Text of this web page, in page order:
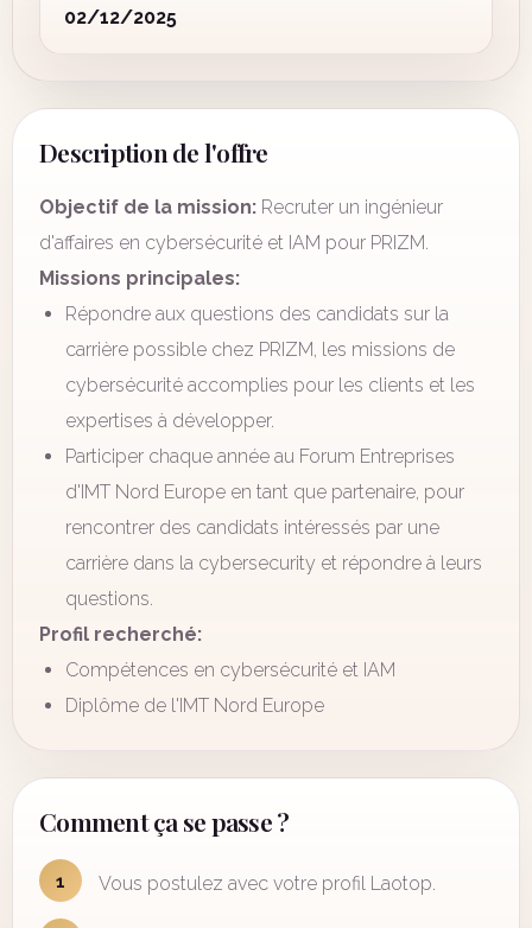
02/12/2025
Description de l'offre
Objectif de la mission: Recruter un ingénieur
d'affaires en cybersécurité et IAM pour PRIZM.
Missions principales:
Répondre aux questions des candidats sur la
carrière possible chez PRIZM, les missions de
cybersécurité accomplies pour les clients et les
expertises à développer.
Participer chaque année au Forum Entreprises
d'IMT Nord Europe en tant que partenaire, pour
rencontrer des candidats intéressés par une
carrière dans la cybersecurity et répondre à leurs
questions.
Profil recherché:
Compétences en cybersécurité et IAM
Diplôme de l'IMT Nord Europe
Comment ça se passe ?
1 Vous postulez avec votre profil Laotop.